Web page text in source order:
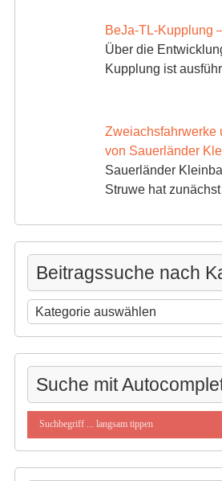
BeJa-TL-Kupplung
Über die
Kupplung ist
Zweiachsfahrwerke
von Sauerländer
Sauerländer
Struwe hat zunächst
Beitragssuche nach
Beitragssuche
nach
Suche mit